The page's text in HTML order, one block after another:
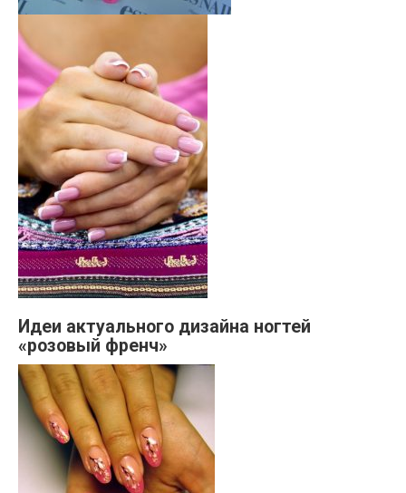
Идеи актуального дизайна ногтей
«розовый френч»